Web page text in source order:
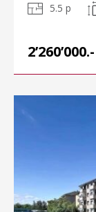
5.5 p
2’260’000.-